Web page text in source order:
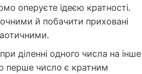
оперуєте ідеєю кратності.
й побачити приховані
діленні одного числа на інше
перше число є кратним